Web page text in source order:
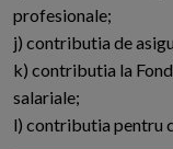
profesionale;
j) contributia de
k) contributia la
salariale;
l) contributia pentru